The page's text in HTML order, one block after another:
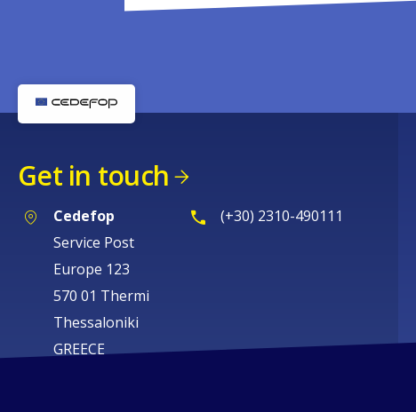
Get in touch
Cedefop
Service Post
Europe 123
570 01 Thermi
Thessaloniki
GREECE
(+30) 2310-490111